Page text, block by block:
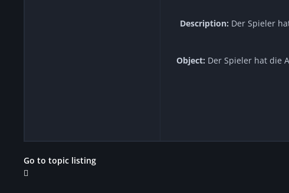
Description: Der Spieler
Object: Der Spieler hat die
Go to topic listing